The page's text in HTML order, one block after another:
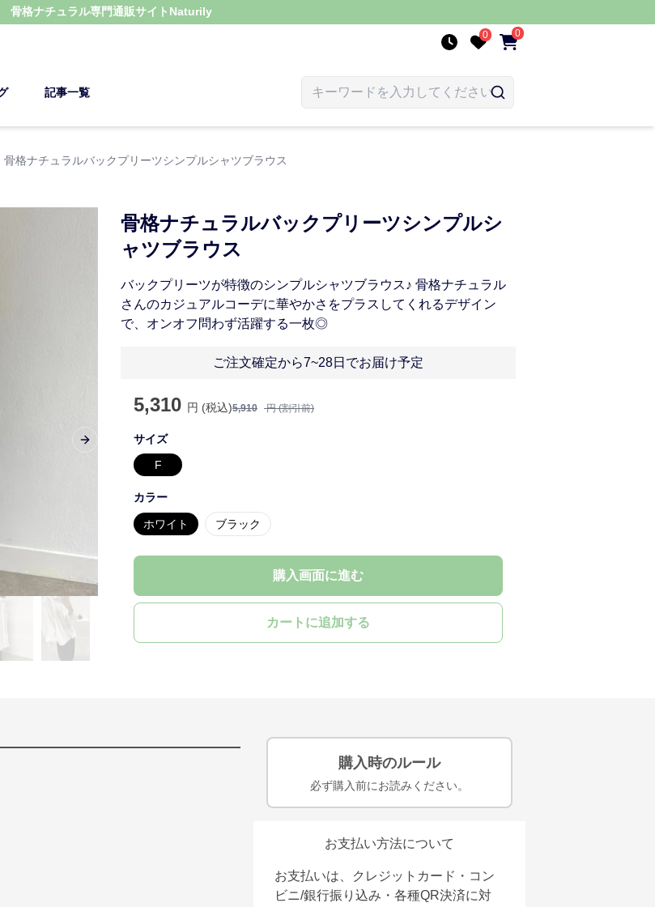
骨格ナチュラル専門通販サイト Naturily
0 0
記事一覧
骨格ナチュラルバックプリーツシンプルシャツブラウス
Next slide
骨格ナチュラルバックプリーツシンプルシ
ャツブラウス
バックプリーツが特徴のシンプルシャツブラウス♪ 骨格ナチュラル
さんのカジュアルコーデに華やかさをプラスしてくれるデザイン
で、オンオフ問わず活躍する一枚◎
ご注文確定から7~28日でお届け予定
5,310 円 (税込)5,910 円 (割引前)
サイズ
F
カラー
ホワイト ブラック
購入画面に進む
カートに追加する
購入時のルール
必ず購入前にお読みください。
お支払い方法について
お支払いは、クレジットカード・コン
ビニ/銀行振り込み・各種QR決済に対